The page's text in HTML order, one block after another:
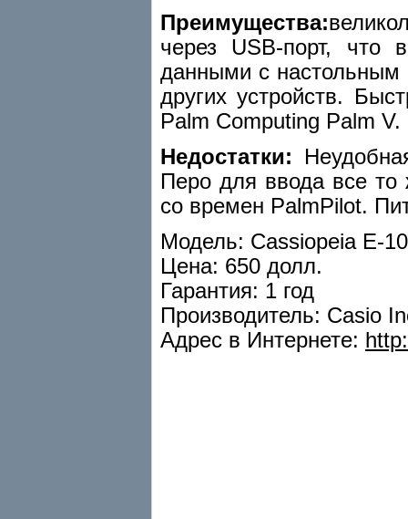
Преимущества:
через USB-порт, что
данными с настольным
других устройств.
Palm Computing Palm V.
Недостатки:
Перо для ввода все то
со времен PalmPilot.
Модель: Cassiopeia E-
Цена: 650 долл.
Гарантия: 1 год
Производитель: Casio
Адрес в Интернете: